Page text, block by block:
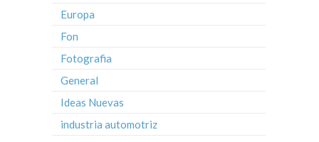
Europa
Fon
Fotografia
General
Ideas Nuevas
industria automotriz